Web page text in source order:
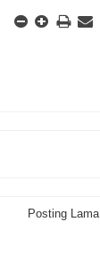
Posting Lama